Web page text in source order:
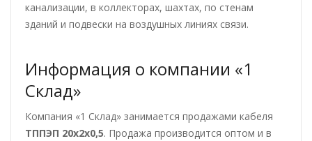
канализации, в коллекторах, шахтах, по стенам
зданий и подвески на воздушных линиях связи.
Информация о компании «1
Склад»
Компания «1 Склад» занимается продажами кабеля
ТППЭП 20х2х0,5. Продажа производится оптом и в